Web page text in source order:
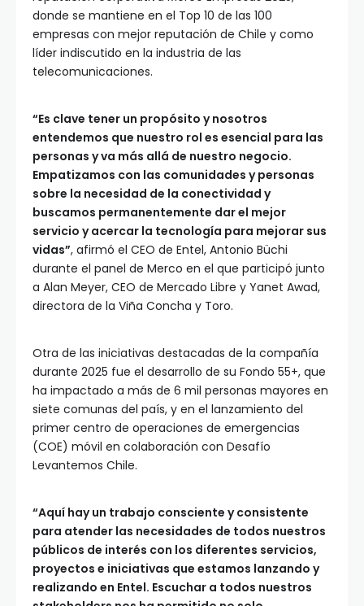
donde se mantiene en el Top 10 de las 100
empresas con mejor reputación de Chile y como
líder indiscutido en la industria de las
telecomunicaciones.
“Es clave tener un propósito y nosotros
entendemos que nuestro rol es esencial para las
personas y va más allá de nuestro negocio.
Empatizamos con las comunidades y personas
sobre la necesidad de la conectividad y
buscamos permanentemente dar el mejor
servicio y acercar la tecnología para mejorar sus
vidas”, afirmó el CEO de Entel, Antonio Büchi
durante el panel de Merco en el que participó junto
a Alan Meyer, CEO de Mercado Libre y Yanet Awad,
directora de la Viña Concha y Toro.
Otra de las iniciativas destacadas de la compañía
durante 2025 fue el desarrollo de su Fondo 55+, que
ha impactado a más de 6 mil personas mayores en
siete comunas del país, y en el lanzamiento del
primer centro de operaciones de emergencias
(COE) móvil en colaboración con Desafío
Levantemos Chile.
“Aquí hay un trabajo consciente y consistente
para atender las necesidades de todos nuestros
públicos de interés con los diferentes servicios,
proyectos e iniciativas que estamos lanzando y
realizando en Entel. Escuchar a todos nuestros